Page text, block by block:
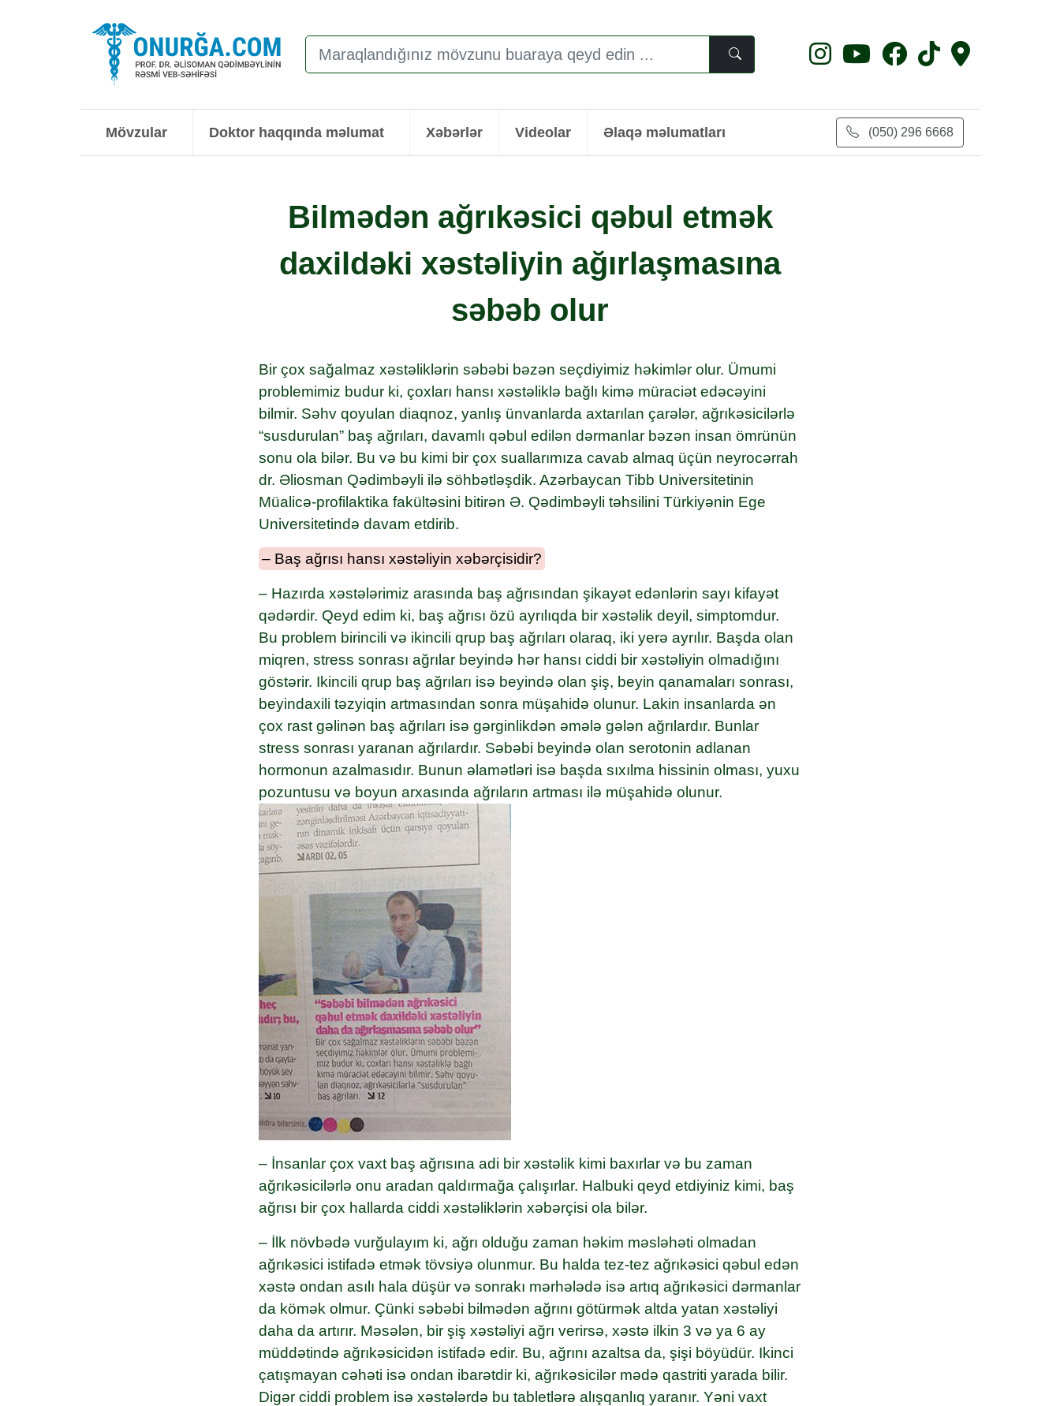
Mövzular Doktor haqqında məlumat Xəbərlər Videolar Əlaqə məlumatları (050) 296 6668
Bilmədən ağrıkəsici qəbul etmək
daxildəki xəstəliyin ağırlaşmasına
səbəb olur
Bir çox sağalmaz xəstəliklərin səbəbi bəzən seçdiyimiz həkimlər olur. Ümumi
problemimiz budur ki, çoxları hansı xəstəliklə bağlı kimə müraciət edəcəyini
bilmir. Səhv qoyulan diaqnoz, yanlış ünvanlarda axtarılan çarələr, ağrıkəsicilərlə
“susdurulan” baş ağrıları, davamlı qəbul edilən dərmanlar bəzən insan ömrünün
sonu ola bilər. Bu və bu kimi bir çox suallarımıza cavab almaq üçün neyrocərrah
dr. Əliosman Qədimbəyli ilə söhbətləşdik. Azərbaycan Tibb Universitetinin
Müalicə-profilaktika fakültəsini bitirən Ə. Qədimbəyli təhsilini Türkiyənin Ege
Universitetində davam etdirib.
– Baş ağrısı hansı xəstəliyin xəbərçisidir?
– Hazırda xəstələrimiz arasında baş ağrısından şikayət edənlərin sayı kifayət
qədərdir. Qeyd edim ki, baş ağrısı özü ayrılıqda bir xəstəlik deyil, simptomdur.
Bu problem birincili və ikincili qrup baş ağrıları olaraq, iki yerə ayrılır. Başda olan
miqren, stress sonrası ağrılar beyində hər hansı ciddi bir xəstəliyin olmadığını
göstərir. Ikincili qrup baş ağrıları isə beyində olan şiş, beyin qanamaları sonrası,
beyindaxili təzyiqin artmasından sonra müşahidə olunur. Lakin insanlarda ən
çox rast gəlinən baş ağrıları isə gərginlikdən əmələ gələn ağrılardır. Bunlar
stress sonrası yaranan ağrılardır. Səbəbi beyində olan serotonin adlanan
hormonun azalmasıdır. Bunun əlamətləri isə başda sıxılma hissinin olması, yuxu
pozuntusu və boyun arxasında ağrıların artması ilə müşahidə olunur.
– İnsanlar çox vaxt baş ağrısına adi bir xəstəlik kimi baxırlar və bu zaman
ağrıkəsicilərlə onu aradan qaldırmağa çalışırlar. Halbuki qeyd etdiyiniz kimi, baş
ağrısı bir çox hallarda ciddi xəstəliklərin xəbərçisi ola bilər.
– İlk növbədə vurğulayım ki, ağrı olduğu zaman həkim məsləhəti olmadan
ağrıkəsici istifadə etmək tövsiyə olunmur. Bu halda tez-tez ağrıkəsici qəbul edən
xəstə ondan asılı hala düşür və sonrakı mərhələdə isə artıq ağrıkəsici dərmanlar
da kömək olmur. Çünki səbəbi bilmədən ağrını götürmək altda yatan xəstəliyi
daha da artırır. Məsələn, bir şiş xəstəliyi ağrı verirsə, xəstə ilkin 3 və ya 6 ay
müddətində ağrıkəsicidən istifadə edir. Bu, ağrını azaltsa da, şişi böyüdür. Ikinci
çatışmayan cəhəti isə ondan ibarətdir ki, ağrıkəsicilər mədə qastriti yarada bilir.
Digər ciddi problem isə xəstələrdə bu tabletlərə alışqanlıq yaranır. Yəni vaxt